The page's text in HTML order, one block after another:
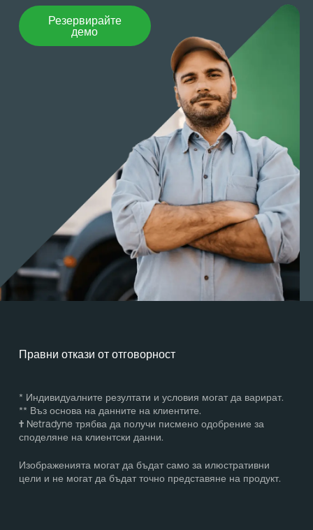
Резервирайте
демо
Резервирайте демо
Правни откази от отговорност
* Индивидуалните резултати и условия могат да варират.
** Въз основа на данните на клиентите.
†Netradyne трябва да получи писмено одобрение за
споделяне на клиентски данни.
Изображенията могат да бъдат само за илюстративни
цели и не могат да бъдат точно представяне на продукт.